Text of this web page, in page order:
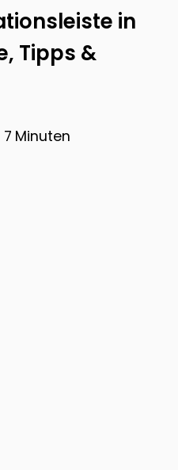
in
Tipps &
7 Minuten